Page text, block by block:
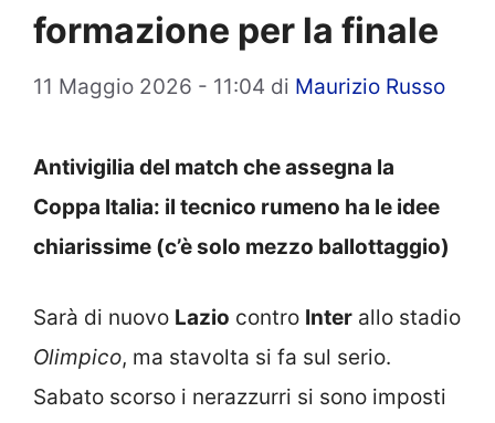
formazione per la finale
11 Maggio 2026 - 11:04 di Maurizio Russo
Antivigilia del match che assegna la
Coppa Italia: il tecnico rumeno ha le idee
chiarissime (c’è solo mezzo ballottaggio)
Sarà di nuovo Lazio contro Inter allo stadio
Olimpico, ma stavolta si fa sul serio.
Sabato scorso i nerazzurri si sono imposti